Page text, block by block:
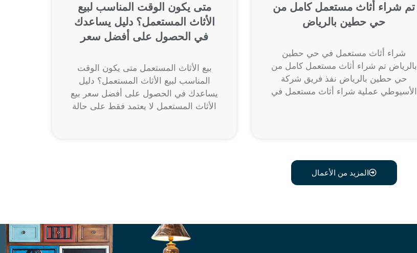
متى يكون الوقت المناسب لبيع
الأثاث المستعمل؟ دليل يساعدك
في الحصول على أفضل سعر
بيع الأثاث المستعمل متى يكون الوقت
المناسب لبيع الأثاث المستعمل؟ دليل
يساعدك في الحصول على أفضل سعر بيع
الأثاث المستعمل لا يعتمد فقط على حالة
تم شراء أثاث مستعمل كامل من
حي حطين بالرياض
شراء أثاث مستعمل في حي حطين
بالرياض تم شراء أثاث مستعمل كامل من
حي حطين بالرياض نفذ فريق شركة
الأسيوطي عملية شراء أثاث مستعمل في
المزيد من الأعمال